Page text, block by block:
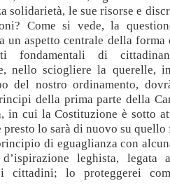
solidarietà, le sue risorse e
Come si vede, la
un aspetto centrale della
fondamentali di
nello sciogliere la querelle,
del nostro ordinamento,
della prima parte della
in cui la Costituzione è sotto
presto lo sarà di nuovo su
di eguaglianza con
leghista, legata
cittadini; lo proteggerei